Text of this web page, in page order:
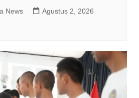
News
Agustus 2, 2026